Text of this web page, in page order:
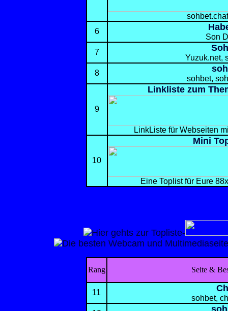
6
Son
7
Yuzuk.net,
8
sohbet,
9
Linkliste zum
LinkListe für Webseiten
10
Mini
Eine Toplist für Eure
-
Rang Seite &
11
sohbet,